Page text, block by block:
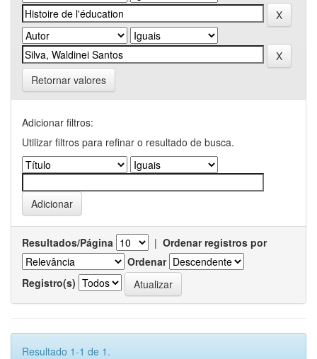
Retornar valores
Adicionar filtros:
Utilizar filtros para refinar o resultado de busca.
Resultados/Página | Ordenar registros por
Ordenar
Registro(s)
Resultado 1-1 de 1.